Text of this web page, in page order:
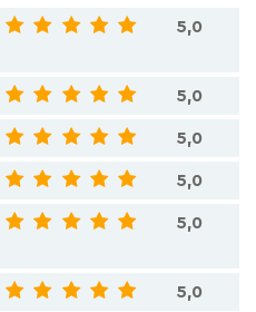
5,0
5,0
5,0
5,0
5,0
5,0